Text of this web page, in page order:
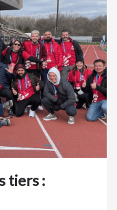
tiers :